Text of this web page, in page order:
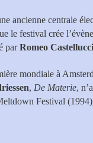
ancienne centrale
le festival crée
parRomeo
mondiale à
, De Materie,
Festival